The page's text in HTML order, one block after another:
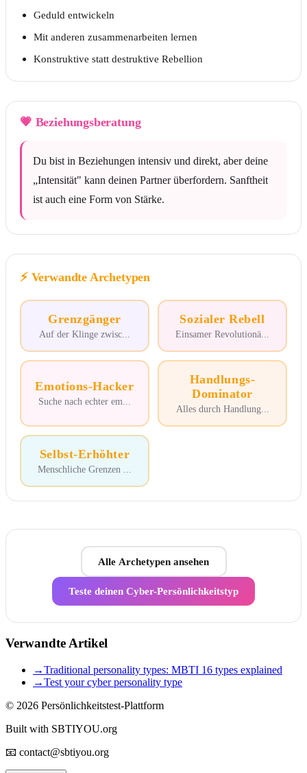
Geduld entwickeln
Mit anderen zusammenarbeiten lernen
Konstruktive statt destruktive Rebellion
💗 Beziehungsberatung
Du bist in Beziehungen intensiv und direkt, aber deine
„Intensität" kann deinen Partner überfordern. Sanftheit
ist auch eine Form von Stärke.
⚡ Verwandte Archetypen
Grenzgänger
Auf der Klinge zwisc
Sozialer Rebell
Einsamer Revolutionä
Emotions-Hacker
Suche nach echter em...
Handlungs-
Dominator
Alles durch Handlung...
Selbst-Erhöhter
Menschliche Grenzen
Alle Archetypen ansehen
Teste deinen Cyber-Persönlichkeitstyp
Verwandte Artikel
→Traditional personality types: MBTI 16 types explained
→Test your cyber personality type
© 2026 Persönlichkeitstest-Plattform
Built with SBTIYOU.org
📧 contact@sbtiyou.org